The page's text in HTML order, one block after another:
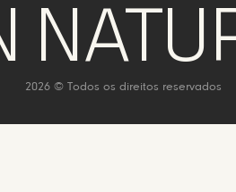
2026 © Todos os direitos reservados